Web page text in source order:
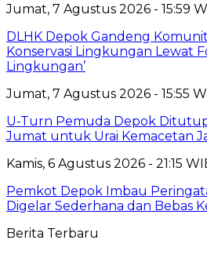
Jumat, 7 Agustus 2026 - 15:59
DLHK Depok Gandeng
Konservasi Lingkungan Lewat
Lingkungan’
Jumat, 7 Agustus 2026 - 15:55
U-Turn Pemuda Depok
Jumat untuk Urai Kemacetan
Kamis, 6 Agustus 2026 - 21:15
Pemkot Depok Imbau
Digelar Sederhana dan Bebas
Berita Terbaru